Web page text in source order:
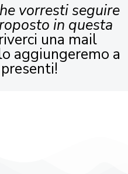
vorresti seguire
in questa
una mail
aggiungeremo a